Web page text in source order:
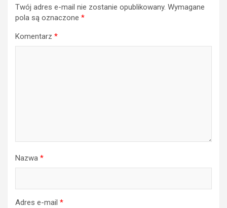
Twój adres e-mail nie zostanie opublikowany. Wymagane
pola są oznaczone *
Komentarz *
Nazwa *
Adres e-mail *